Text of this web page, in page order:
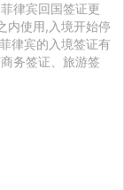
律宾回国签证更
内使用,入境开始停
律宾的入境签证有
务签证、旅游签